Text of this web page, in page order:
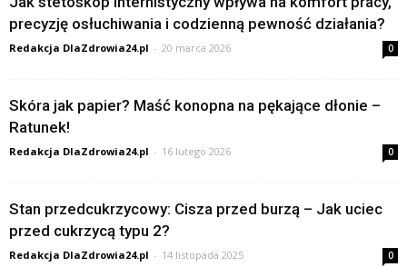
precyzję osłuchiwania i codzienną pewność działania?
Redakcja DlaZdrowia24.pl - 20 marca 2026 0
Skóra jak papier? Maść konopna na pękające dłonie –
Ratunek!
Redakcja DlaZdrowia24.pl - 16 lutego 2026 0
Stan przedcukrzycowy: Cisza przed burzą – Jak uciec
przed cukrzycą typu 2?
Redakcja DlaZdrowia24.pl - 14 listopada 2025 0